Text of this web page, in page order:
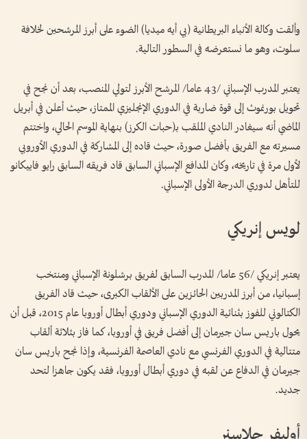
وألقت وكالة الأنباء البريطانية (بي أيه ميديا) الضوء على أبرز المرشحين لخلافة
سلوت، وهو ما نستعرضه في السطور التالية.
يعتبر المدرب الإسباني /43 عاما/ المرشح الأبرز لتولي المنصب، بعد أن نجح في
تحويل بورنموث إلى قوة ضاربة في الدوري الإنجليزي الممتاز، حيث أعلن في أبريل
الماضي أنه سيغادر النادي الملقب بـ(حبات الكرز) بنهاية الموسم الحالي، واختتم
مسيرته مع الفريق بأفضل صورة، حيث قاده إلى المشاركة في الدوري الأوروبي
لأول مرة في تاريخه، وكان المدافع الإسباني السابق قاد فريقه السابق رايو فاييكانو
للتأهل لدوري الدرجة الأولى الإسباني.
لويس إنريكي
يعتبر إنريكي /56 عاما/ المدرب السابق لفريق برشلونة الإسباني ومنتخب
إسبانيا، من أبرز المدربين الحائزين على الألقاب الكبرى، حيث قاد الفريق
الكتالوني للفوز بثنائية الدوري الإسباني ودوري أبطال أوروبا عام 2015، قبل أن
يحول باريس سان جيرمان إلى أفضل فريق في أوروبا، كما فاز بثلاثة ألقاب
متتالية في الدوري الفرنسي مع نادي العاصمة الفرنسية، وإذا نجح باريس سان
جيرمان في الدفاع عن لقبه في دوري أبطال أوروبا، فقد يكون جاهزا لتحد
جديد.